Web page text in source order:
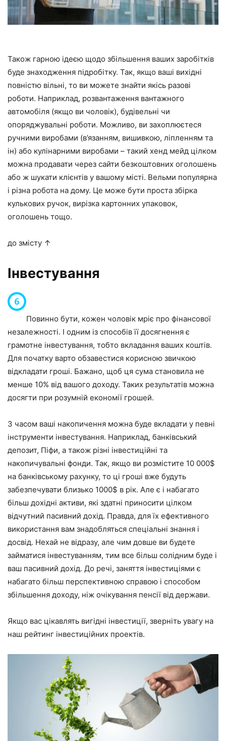
Також гарною ідеєю щодо збільшення ваших заробітків
буде знаходження підробітку. Так, якщо ваші вихідні
повністю вільні, то ви можете знайти якісь разові
роботи. Наприклад, розвантаження вантажного
автомобіля (якщо ви чоловік), будівельні чи
опоряджувальні роботи. Можливо, ви захоплюєтеся
ручними виробами (в’язанням, вишивкою, ліпленням та
ін) або кулінарними виробами – такий хенд мейд цілком
можна продавати через сайти безкоштовних оголошень
або ж шукати клієнтів у вашому місті. Вельми популярна
і різна робота на дому. Це може бути проста збірка
кулькових ручок, вирізка картонних упаковок,
оголошень тощо.
до змісту ↑
Інвестування
Повинно бути, кожен чоловік мріє про фінансової
незалежності. І одним із способів її досягнення є
грамотне інвестування, тобто вкладання ваших коштів.
Для початку варто обзавестися корисною звичкою
відкладати гроші. Бажано, щоб ця сума становила не
менше 10% від вашого доходу. Таких результатів можна
досягти при розумній економії грошей.
З часом ваші накопичення можна буде вкладати у певні
інструменти інвестування. Наприклад, банківський
депозит, Піфи, а також різні інвестиційні та
накопичувальні фонди. Так, якщо ви розмістите 10 000$
на банківському рахунку, то ці гроші вже будуть
забезпечувати близько 1000$ в рік. Але є і набагато
більш дохідні активи, які здатні приносити цілком
відчутний пасивний дохід. Правда, для їх ефективного
використання вам знадобляться спеціальні знання і
досвід. Нехай не відразу, але чим довше ви будете
займатися інвестуванням, тим все більш солідним буде і
ваш пасивний дохід. До речі, заняття інвестиціями є
набагато більш перспективною справою і способом
збільшення доходу, ніж очікування пенсії від держави.
Якщо вас цікавлять вигідні інвестиції, зверніть увагу на
наш рейтинг інвестиційних проектів.